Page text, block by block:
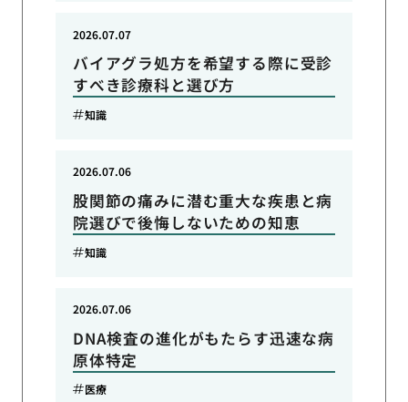
バイアグラ処方を希望する際に受診
すべき診療科と選び方
2026.07.07
知識
股関節の痛みに潜む重大な疾患と病
院選びで後悔しないための知恵
2026.07.06
知識
DNA検査の進化がもたらす迅速な病
原体特定
2026.07.06
医療